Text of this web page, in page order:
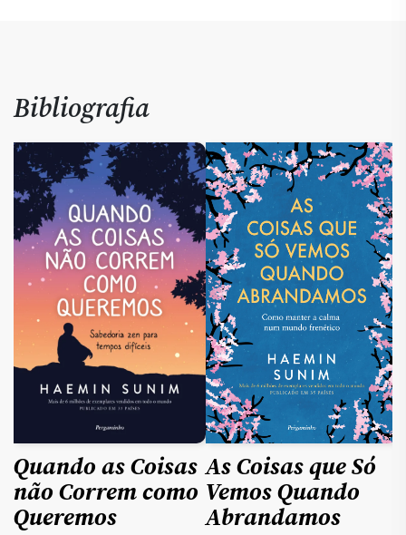
Bibliografia
Quando as Coisas
não Correm como
Queremos
As Coisas que Só
Vemos Quando
Abrandamos